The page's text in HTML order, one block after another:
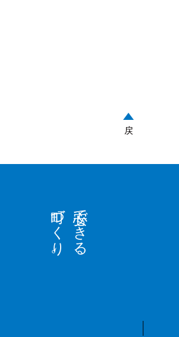
戻
安心できる、
町づくり。